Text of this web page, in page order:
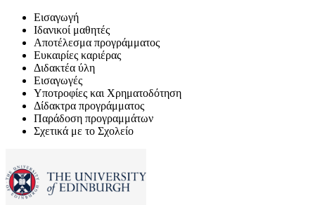
Εισαγωγή
Ιδανικοί μαθητές
Αποτέλεσμα προγράμματος
Ευκαιρίες καριέρας
Διδακτέα ύλη
Εισαγωγές
Υποτροφίες και Χρηματοδότηση
Δίδακτρα προγράμματος
Παράδοση προγραμμάτων
Σχετικά με το Σχολείο